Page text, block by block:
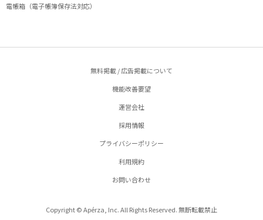
電帳箱（電子帳簿保存法対応）
無料掲載 / 広告掲載について
機能改善要望
運営会社
採用情報
プライバシーポリシー
利用規約
お問い合わせ
Copyright © Apérza, Inc. All Rights Reserved. 無断転載禁止